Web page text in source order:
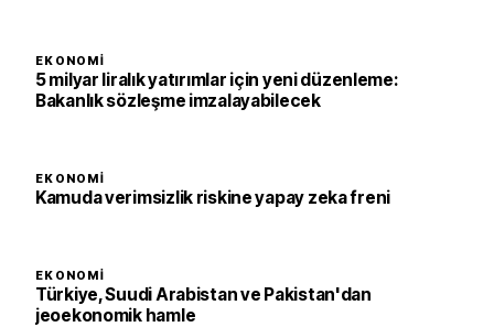
EKONOMI
5 milyar liralık yatırımlar için yeni düzenleme:
Bakanlık sözleşme imzalayabilecek
EKONOMI
Kamuda verimsizlik riskine yapay zeka freni
EKONOMI
Türkiye, Suudi Arabistan ve Pakistan'dan
jeoekonomik hamle